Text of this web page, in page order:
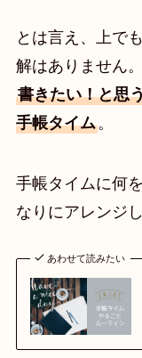
とは言え、上で
解はありません。
書きたい！と思
手帳タイム。
手帳タイムに何
なりにアレンジ
あわせて読みたい